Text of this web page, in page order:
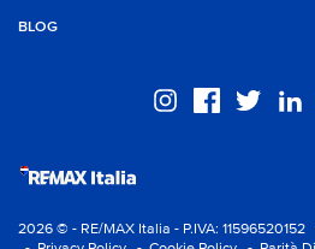
BLOG
2026 © - RE/MAX Italia - P.IVA: 11596520152